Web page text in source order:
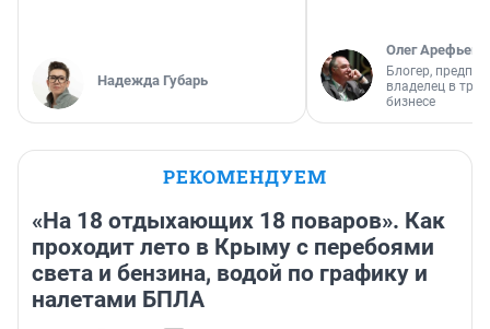
Надежда Губарь
Олег Арефьев
Блогер,
владелец в
бизнесе
РЕКОМЕНДУЕМ
«На 18 отдыхающих 18 поваров». Как
проходит лето в Крыму с перебоями
света и бензина, водой по графику и
налетами БПЛА